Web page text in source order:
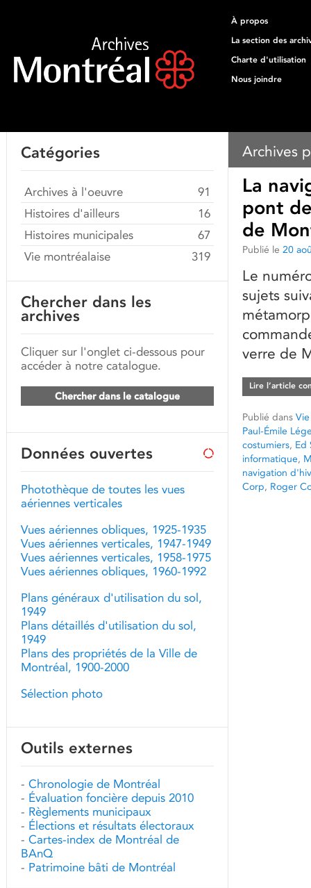
À propos
La section des
Charte d'utilisation
Nous joindre
Archives
La
pont
de
Publié le 20
Le
sujets
verre de
Lire l’article
Publié dans
Paul-Émile
costumiers, Ed
informatique,
navigation
Corp, Roger
Catégories
Archives à l'oeuvre
91
Histoires d'ailleurs
16
Histoires municipales
67
Vie montréalaise
319
Chercher dans les
archives
Cliquer sur l'onglet ci-dessous pour
accéder à notre catalogue.
Chercher dans le catalogue
Données ouvertes
Photothèque de toutes les vues
aériennes verticales
Vues aériennes obliques, 1925-1935
Vues aériennes verticales, 1947-1949
Vues aériennes verticales, 1958-1975
Vues aériennes obliques, 1960-1992
Plans généraux d'utilisation du sol,
1949
Plans détaillés d'utilisation du sol,
1949
Plans des propriétés de la Ville de
Montréal, 1900-2000
Sélection photo
Outils externes
- Chronologie de Montréal
- Évaluation foncière depuis 2010
- Règlements municipaux
- Élections et résultats électoraux
- Cartes-index de Montréal de
BAnQ
- Patrimoine bâti de Montréal